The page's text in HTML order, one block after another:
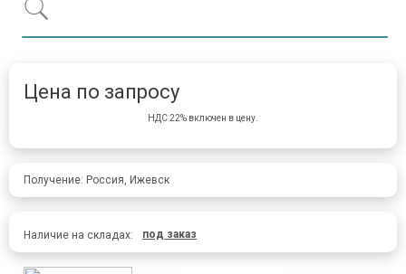
Цена по запросу
НДС 22% включен в цену.
Получение: Россия, Ижевск
Наличие на складах: под заказ